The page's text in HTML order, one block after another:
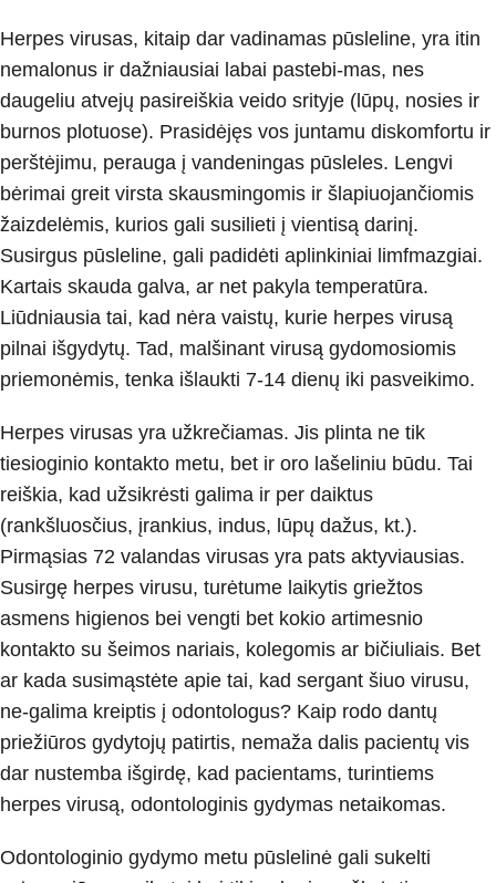
Herpes virusas, kitaip dar vadinamas pūsleline, yra itin
nemalonus ir dažniausiai labai pastebi-mas, nes
daugeliu atvejų pasireiškia veido srityje (lūpų, nosies ir
burnos plotuose). Prasidėjęs vos juntamu diskomfortu ir
perštėjimu, perauga į vandeningas pūsleles. Lengvi
bėrimai greit virsta skausmingomis ir šlapiuojančiomis
žaizdelėmis, kurios gali susilieti į vientisą darinį.
Susirgus pūsleline, gali padidėti aplinkiniai limfmazgiai.
Kartais skauda galva, ar net pakyla temperatūra.
Liūdniausia tai, kad nėra vaistų, kurie herpes virusą
pilnai išgydytų. Tad, malšinant virusą gydomosiomis
priemonėmis, tenka išlaukti 7-14 dienų iki pasveikimo.
Herpes virusas yra užkrečiamas. Jis plinta ne tik
tiesioginio kontakto metu, bet ir oro lašeliniu būdu. Tai
reiškia, kad užsikrėsti galima ir per daiktus
(rankšluosčius, įrankius, indus, lūpų dažus, kt.).
Pirmąsias 72 valandas virusas yra pats aktyviausias.
Susirgę herpes virusu, turėtume laikytis griežtos
asmens higienos bei vengti bet kokio artimesnio
kontakto su šeimos nariais, kolegomis ar bičiuliais. Bet
ar kada susimąstėte apie tai, kad sergant šiuo virusu,
ne-galima kreiptis į odontologus? Kaip rodo dantų
priežiūros gydytojų patirtis, nemaža dalis pacientų vis
dar nustemba išgirdę, kad pacientams, turintiems
herpes virusą, odontologinis gydymas netaikomas.
Odontologinio gydymo metu pūslelinė gali sukelti